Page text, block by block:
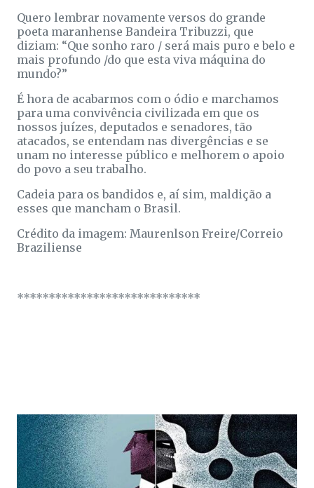
Quero lembrar novamente versos do grande
poeta maranhense Bandeira Tribuzzi, que
diziam: “Que sonho raro / será mais puro e belo e
mais profundo /do que esta viva máquina do
mundo?”
É hora de acabarmos com o ódio e marchamos
para uma convivência civilizada em que os
nossos juízes, deputados e senadores, tão
atacados, se entendam nas divergências e se
unam no interesse público e melhorem o apoio
do povo a seu trabalho.
Cadeia para os bandidos e, aí sim, maldição a
esses que mancham o Brasil.
Crédito da imagem: Maurenlson Freire/Correio
Braziliense
*****************************